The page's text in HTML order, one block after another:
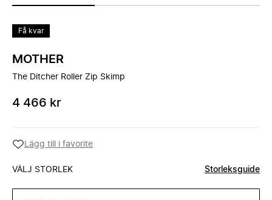
Få kvar
MOTHER
The Ditcher Roller Zip Skimp
4 466 kr
Lägg till i favorite
VÄLJ STORLEK Storleksguide